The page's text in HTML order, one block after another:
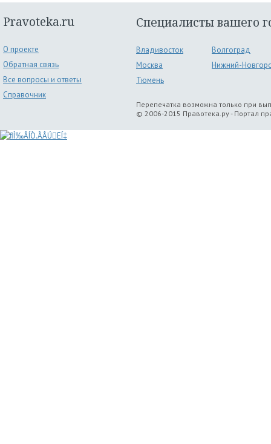
Pravoteka.ru
О проекте
Обратная связь
Все вопросы и ответы
Справочник
Специалисты вашего
Владивосток
Волгоград
Москва
Нижний-
Тюмень
Перепечатка возможна только при
© 2006-2015 Правотека.ру - Портал